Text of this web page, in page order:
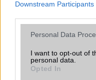
Downstream Participants
Please note that this
not limited to your visit
grant or deny consent to
use your data for below
Personal Data
I want to opt-out of
personal data.
Opted In
funkció,
meg a
2026.06.14
Android már évek óta
amelyek maguktól